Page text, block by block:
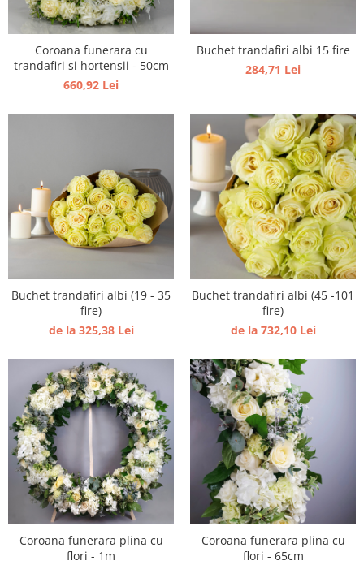
Coroana funerara cu
trandafiri si hortensii - 50cm
660,92 Lei
Buchet trandafiri albi 15 fire
284,71 Lei
Buchet trandafiri albi (19 - 35
fire)
de la 325,38 Lei
Buchet trandafiri albi (45 -101
fire)
de la 732,10 Lei
Coroana funerara plina cu
flori - 1m
Coroana funerara plina cu
flori - 65cm